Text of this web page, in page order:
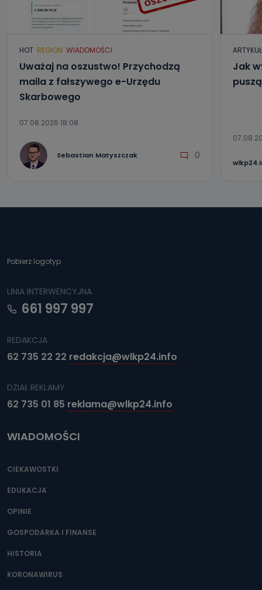
HOT REGION WIADOMOŚCI
Uważaj na oszustwo! Przychodzą
maila z fałszywego e-Urzędu
Skarbowego
07.08.2026 18:08
Sebastian Matyszczak 0
Jak
Pobierz logotyp
LINIA INTERWENCYJNA
661 997 997
REDAKCJA
62 735 22 22 redakcja@wlkp24.info
DZIAŁ REKLAMY
62 735 01 85 reklama@wlkp24.info
WIADOMOŚCI
CIEKAWOSTKI
EDUKACJA
OPINIE
GOSPODARKA I FINANSE
HISTORIA
KORONAWIRUS